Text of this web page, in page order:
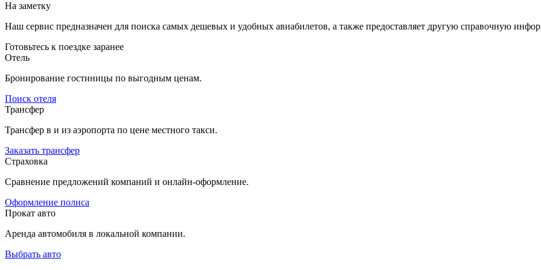
На заметку
Наш сервис предназначен для поиска самых дешевых и удобных авиабилетов, а также предоставляет другую справочную
Готовьтесь к поездке заранее
Отель
Бронирование гостиницы по выгодным ценам.
Поиск отеля
Трансфер
Трансфер в и из аэропорта по цене местного такси.
Заказать трансфер
Страховка
Сравнение предложений компаний и онлайн-оформление.
Оформление полиса
Прокат авто
Аренда автомобиля в локальной компании.
Выбрать авто